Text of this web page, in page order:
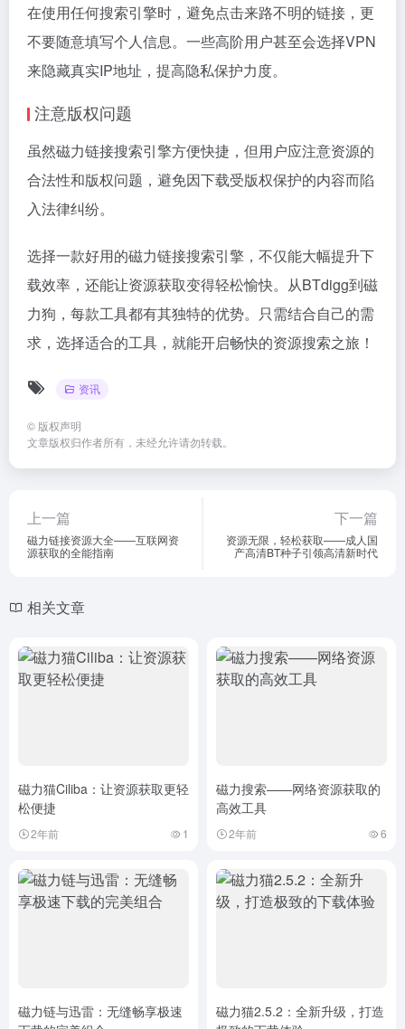
在使用任何搜索引擎时，避免点击来路不明的链接，更
不要随意填写个人信息。一些高阶用户甚至会选择VPN
来隐藏真实IP地址，提高隐私保护力度。
注意版权问题
虽然磁力链接搜索引擎方便快捷，但用户应注意资源的
合法性和版权问题，避免因下载受版权保护的内容而陷
入法律纠纷。
选择一款好用的磁力链接搜索引擎，不仅能大幅提升下
载效率，还能让资源获取变得轻松愉快。从BTdigg到磁
力狗，每款工具都有其独特的优势。只需结合自己的需
求，选择适合的工具，就能开启畅快的资源搜索之旅！
资讯
© 版权声明
文章版权归作者所有，未经允许请勿转载。
上一篇
磁力链接资源大全——互联网资
源获取的全能指南
下一篇
资源无限，轻松获取——成人国
产高清BT种子引领高清新时代
相关文章
磁力猫Ciliba：让资源获取更轻
松便捷
2年前 1
磁力搜索——网络资源获取的
高效工具
2年前 6
磁力链与迅雷：无缝畅享极速
磁力猫2.5.2：全新升级，打造